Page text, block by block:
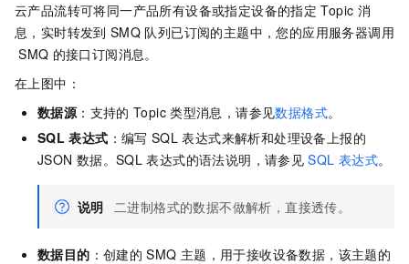
云产品流转可将同一产品所有设备或指定设备的指定 Topic 消
息，实时转发到 SMQ 队列已订阅的主题中，您的应用服务器调用
SMQ 的接口订阅消息。
在上图中：
数据源：支持的 Topic 类型消息，请参见数据格式。
SQL 表达式 ：编写 SQL 表达式来解析和处理设备上报的
JSON 数据。SQL 表达式的语法说明，请参见 SQL 表达式。
说明 二进制格式的数据不做解析，直接透传。
数据目的 ：创建的 SMQ 主题，用于接收设备数据，该主题的